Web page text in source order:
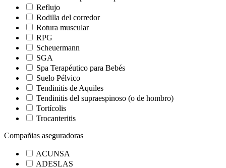
Reflujo
Rodilla del corredor
Rotura muscular
RPG
Scheuermann
SGA
Spa Terapéutico para Bebés
Suelo Pélvico
Tendinitis de Aquiles
Tendinitis del supraespinoso (o de hombro)
Tortícolis
Trocanteritis
Compañias aseguradoras
ACUNSA
ADESLAS